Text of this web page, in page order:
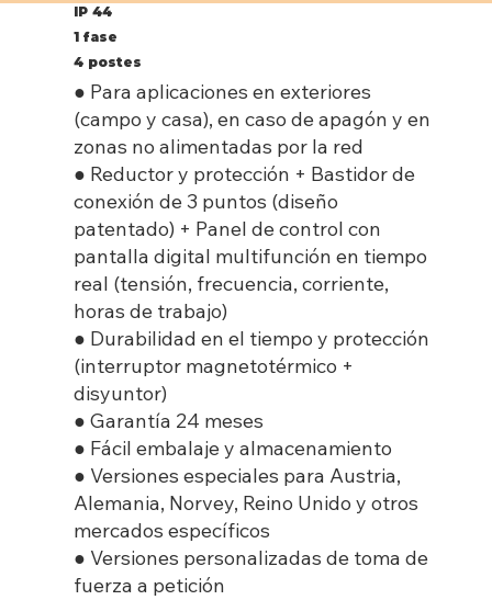
IP 44
1 fase
4 postes
● Para aplicaciones en exteriores
(campo y casa), en caso de apagón y en
zonas no alimentadas por la red
● Reductor y protección + Bastidor de
conexión de 3 puntos (diseño
patentado) + Panel de control con
pantalla digital multifunción en tiempo
real (tensión, frecuencia, corriente,
horas de trabajo)
● Durabilidad en el tiempo y protección
(interruptor magnetotérmico +
disyuntor)
● Garantía 24 meses
● Fácil embalaje y almacenamiento
● Versiones especiales para Austria,
Alemania, Norvey, Reino Unido y otros
mercados específicos
● Versiones personalizadas de toma de
fuerza a petición